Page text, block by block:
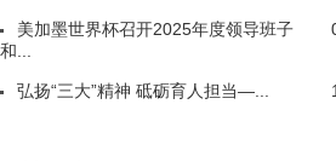
美加墨世界杯召开2025年度领导班子
和...
弘扬“三大”精神 砥砺育人担当—...